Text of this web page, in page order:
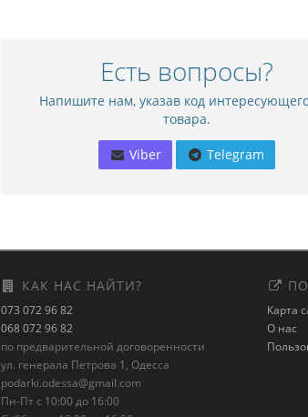
Есть вопросы?
Напишите нам, указав код
товара.
Viber Telegram
КАК НАС НАЙТИ?
073 072 96 82
068 072 96 82
по предварительной договоренности
ул. генерала Петрова 1, Одесса
podarki.odessa@gmail.com
Пн-Пт с 10:00 до 16:00
Карта
О нас